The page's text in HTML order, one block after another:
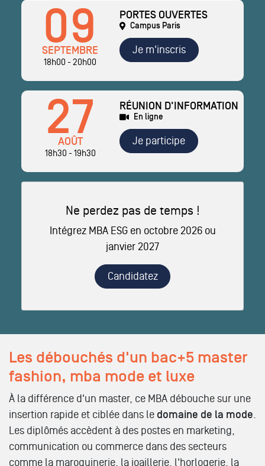
09
SEPTEMBRE
18h00 - 20h00
PORTES OUVERTES
Campus Paris
Je m'inscris
27
AOÛT
18h30 - 19h30
RÉUNION D'INFORMATION
En ligne
Je participe
Ne perdez pas de temps !
Intégrez MBA ESG en octobre 2026 ou
janvier 2027
Candidatez
Les débouchés d'un bac+5 master
fashion, mba mode et luxe
À la différence d'un master, ce MBA débouche sur une
insertion rapide et ciblée dans le domaine de la mode.
Les diplômés accèdent à des postes en marketing,
communication ou commerce dans des secteurs
comme la maroquinerie, la joaillerie, l'horlogerie, la